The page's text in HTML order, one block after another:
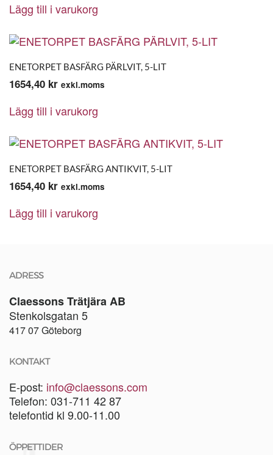
Lägg till i varukorg
ENETORPET BASFÄRG PÄRLVIT, 5-LIT
1654,40 kr exkl.moms
Lägg till i varukorg
ENETORPET BASFÄRG ANTIKVIT, 5-LIT
1654,40 kr exkl.moms
Lägg till i varukorg
ADRESS
Claessons Trätjära AB
Stenkolsgatan 5
417 07 Göteborg
KONTAKT
E-post: info@claessons.com
Telefon: 031-711 42 87
telefontid kl 9.00-11.00
ÖPPETTIDER